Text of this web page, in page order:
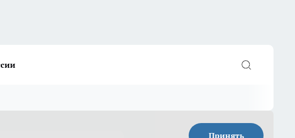
Принять